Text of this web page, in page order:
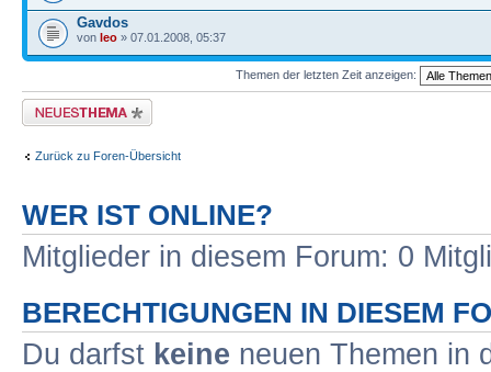
Gavdos
von leo » 07.01.2008, 05:37
Themen der letzten Zeit anzeigen:
Neues Thema erstellen
Zurück zu Foren-Übersicht
WER IST ONLINE?
Mitglieder in diesem Forum: 0
BERECHTIGUNGEN IN DIESEM
Du darfst keine neuen Themen in